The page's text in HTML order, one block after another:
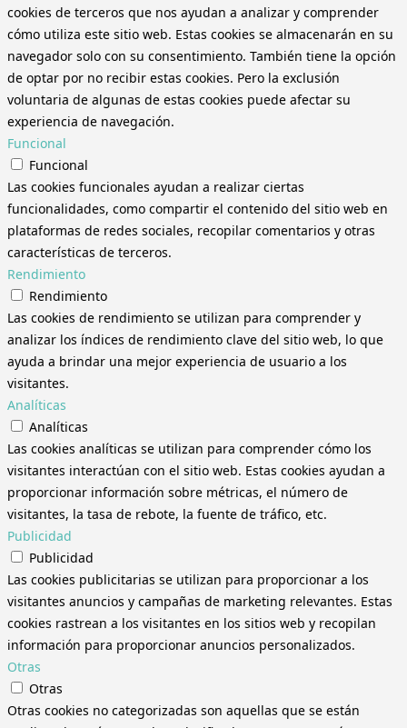
cookies de terceros que nos ayudan a analizar y comprender
cómo utiliza este sitio web. Estas cookies se almacenarán en su
navegador solo con su consentimiento. También tiene la opción
de optar por no recibir estas cookies. Pero la exclusión
voluntaria de algunas de estas cookies puede afectar su
experiencia de navegación.
Funcional
Funcional
Las cookies funcionales ayudan a realizar ciertas
funcionalidades, como compartir el contenido del sitio web en
plataformas de redes sociales, recopilar comentarios y otras
características de terceros.
Rendimiento
Rendimiento
Las cookies de rendimiento se utilizan para comprender y
analizar los índices de rendimiento clave del sitio web, lo que
ayuda a brindar una mejor experiencia de usuario a los
visitantes.
Analíticas
Analíticas
Las cookies analíticas se utilizan para comprender cómo los
visitantes interactúan con el sitio web. Estas cookies ayudan a
proporcionar información sobre métricas, el número de
visitantes, la tasa de rebote, la fuente de tráfico, etc.
Publicidad
Publicidad
Las cookies publicitarias se utilizan para proporcionar a los
visitantes anuncios y campañas de marketing relevantes. Estas
cookies rastrean a los visitantes en los sitios web y recopilan
información para proporcionar anuncios personalizados.
Otras
Otras
Otras cookies no categorizadas son aquellas que se están